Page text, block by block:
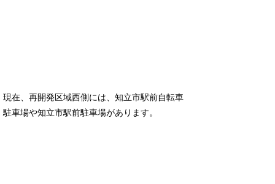
現在、再開発区域西側には、知立市駅前自転車
駐車場や知立市駅前駐車場があります。